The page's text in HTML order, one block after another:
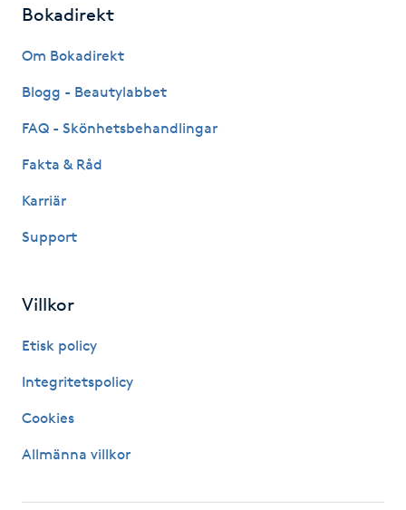
Kinesiologi
Kiropraktik
Klippning & Slingor
Bokadirekt
Om Bokadirekt
Blogg - Beautylabbet
FAQ - Skönhetsbehandlingar
Fakta & Råd
Karriär
Support
Villkor
Etisk policy
Integritetspolicy
Cookies
Allmänna villkor